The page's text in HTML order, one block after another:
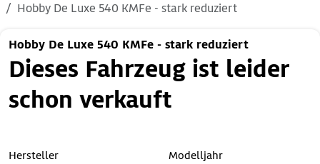
Hobby De Luxe 540 KMFe - stark reduziert
Hobby De Luxe 540 KMFe - stark reduziert
Dieses Fahrzeug ist leider
schon verkauft
Hersteller
Modelljahr